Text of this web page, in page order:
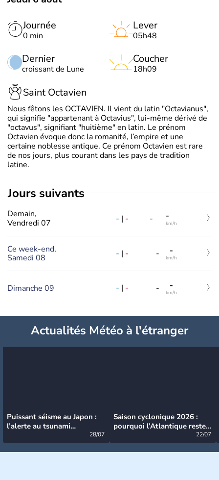
Journée
0 min
Dernier
croissant de Lune
Lever
05h48
Coucher
18h09
Saint Octavien
Nous fêtons les OCTAVIEN. Il vient du latin "Octavianus",
qui signifie "appartenant à Octavius", lui-même dérivé de
"octavus", signifiant "huitième" en latin. Le prénom
Octavien évoque donc la romanité, l’empire et une
certaine noblesse antique. Ce prénom Octavien est rare
de nos jours, plus courant dans les pays de tradition
latine.
jours suivants
Demain,
Vendredi 07
- | - - -
km/h
Ce week-end,
Samedi 08
- | - - -
km/h
Dimanche 09 - | - - -
km/h
Actualités Météo à l'étranger
Puissant séisme au Japon :
l’alerte au tsunami
28/07
Saison cyclonique 2026 :
pourquoi l’Atlantique reste
22/07